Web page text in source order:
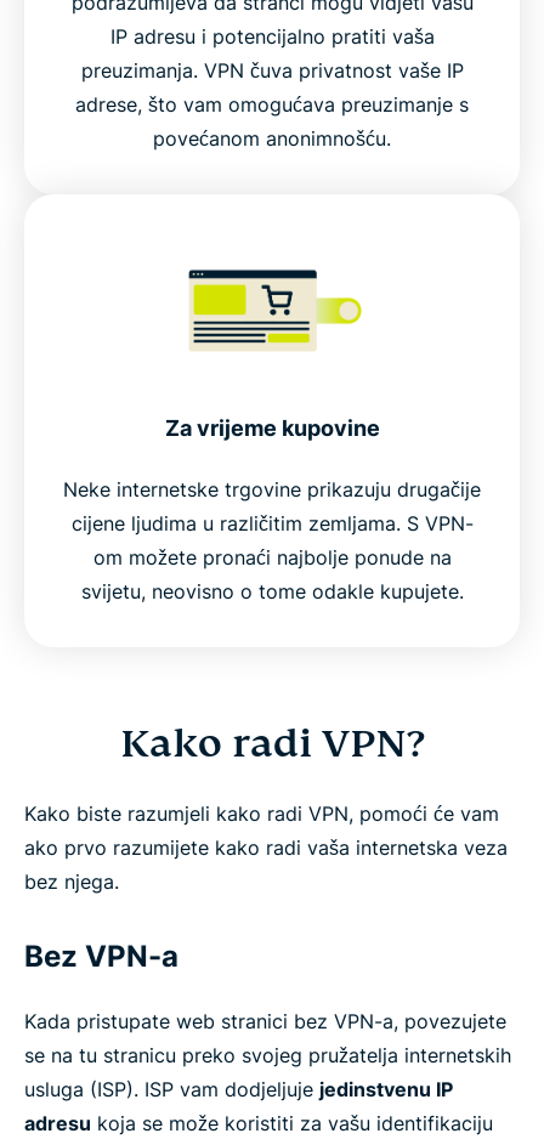
IP adresu i potencijalno pratiti vaša
preuzimanja. VPN čuva privatnost vaše IP
adrese, što vam omogućava preuzimanje s
povećanom anonimnošću.
Za vrijeme kupovine
Neke internetske trgovine prikazuju drugačije
cijene ljudima u različitim zemljama. S VPN-
om možete pronaći najbolje ponude na
svijetu, neovisno o tome odakle kupujete.
Kako radi VPN?
Kako biste razumjeli kako radi VPN, pomoći će vam
ako prvo razumijete kako radi vaša internetska veza
bez njega.
Bez VPN-a
Kada pristupate web stranici bez VPN-a, povezujete
se na tu stranicu preko svojeg pružatelja internetskih
usluga (ISP). ISP vam dodjeljuje jedinstvenu IP
adresu koja se može koristiti za vašu identifikaciju